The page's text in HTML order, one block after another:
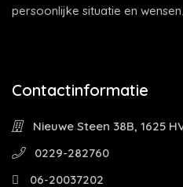
persoonlijke situatie en wensen.
Contactinformatie
Nieuwe Steen 38B, 1625
0229-282760
06-20037202